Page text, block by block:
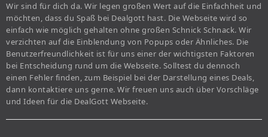
Wir sind für dich da. Wir legen großen Wert auf die Einfachheit und
möchten, dass du Spaß bei Dealgott hast. Die Webseite wird so
einfach wie möglich gehalten ohne großen Schnick Schnack. Wir
verzichten auf die Einblendung von Popups oder Ähnliches. Die
Benutzerfreundlichkeit ist für uns einer der wichtigsten Faktoren
bei Entscheidung rund um die Webseite. Solltest du dennoch
einen Fehler finden, zum Beispiel bei der Darstellung eines Deals,
dann kontaktiere uns gerne. Wir freuen uns auch über Vorschläge
und Ideen für die DealGott Webseite.